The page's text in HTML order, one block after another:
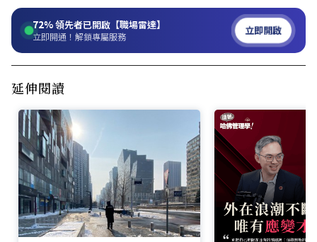
72%領先者已開啟【職場雷達】
立即開通！解鎖專屬服務 立即開啟
延伸閱讀